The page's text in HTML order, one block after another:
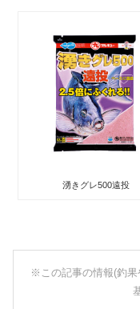
湧きグレ500遠投
※この記事の情報(釣果